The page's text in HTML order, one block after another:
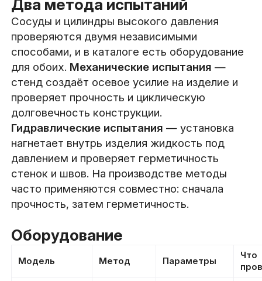
Два метода испытаний
Сосуды и цилиндры высокого давления
проверяются двумя независимыми
способами, и в каталоге есть оборудование
для обоих. Механические испытания —
стенд создаёт осевое усилие на изделие и
проверяет прочность и циклическую
долговечность конструкции.
Гидравлические испытания — установка
нагнетает внутрь изделия жидкость под
давлением и проверяет герметичность
стенок и швов. На производстве методы
часто применяются совместно: сначала
прочность, затем герметичность.
Оборудование
Модель Метод Параметры
Что